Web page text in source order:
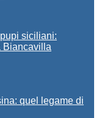
siciliani:
Biancavilla
quel legame di